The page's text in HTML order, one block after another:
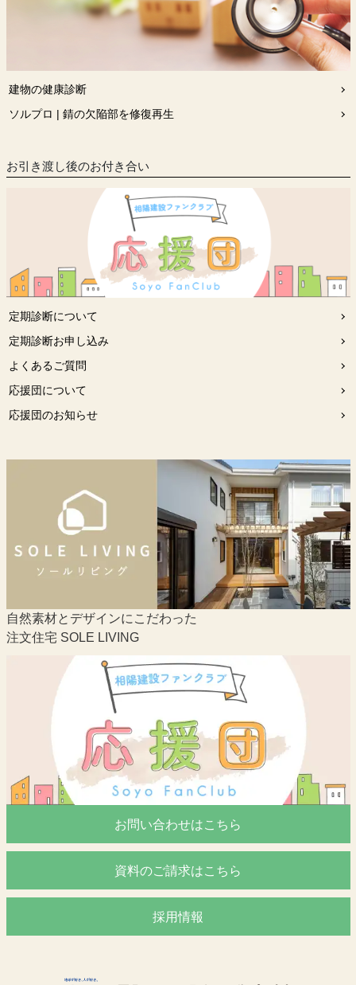
建物の健康診断
ソルプロ | 錆の欠陥部を修復再生
お引き渡し後のお付き合い
定期診断について
定期診断お申し込み
よくあるご質問
応援団について
応援団のお知らせ
自然素材とデザインにこだわった
注文住宅 SOLE LIVING
お問い合わせはこちら
資料のご請求はこちら
採用情報